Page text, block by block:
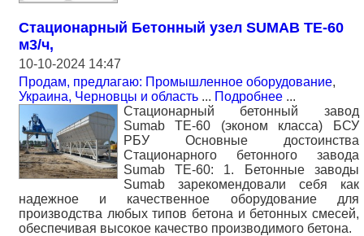
Стационарный Бетонный узел SUMAB TE-60
м3/ч,
10-10-2024 14:47
Продам, предлагаю: Промышленное оборудование,
Украина, Черновцы и область ... Подробнее ...
Стационарный бетонный завод
Sumab TE-60 (эконом класса) БСУ
РБУ Основные достоинства
Стационарного бетонного завода
Sumab TE-60: 1. Бетонные заводы
Sumab зарекомендовали себя как
надежное и качественное оборудование для
производства любых типов бетона и бетонных смесей,
обеспечивая высокое качество производимого бетона.